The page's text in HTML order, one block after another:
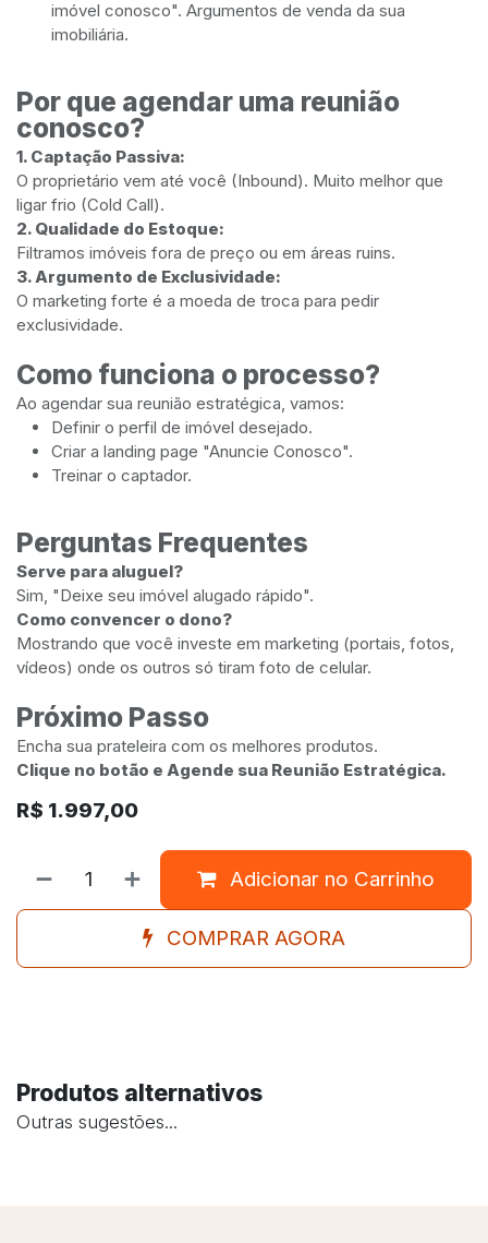
imóvel conosco". Argumentos de venda da sua
imobiliária.
Por que agendar uma reunião
conosco?
1. Captação Passiva:
O proprietário vem até você (Inbound). Muito melhor que
ligar frio (Cold Call).
2. Qualidade do Estoque:
Filtramos imóveis fora de preço ou em áreas ruins.
3. Argumento de Exclusividade:
O marketing forte é a moeda de troca para pedir
exclusividade.
Como funciona o processo?
Ao agendar sua reunião estratégica, vamos:
Definir o perfil de imóvel desejado.
Criar a landing page "Anuncie Conosco".
Treinar o captador.
Perguntas Frequentes
Serve para aluguel?
Sim, "Deixe seu imóvel alugado rápido".
Como convencer o dono?
Mostrando que você investe em marketing (portais, fotos,
vídeos) onde os outros só tiram foto de celular.
Próximo Passo
Encha sua prateleira com os melhores produtos.
Clique no botão e Agende sua Reunião Estratégica.
R$ 1.997,00
Adicionar no Carrinho
COMPRAR AGORA
Produtos alternativos
Outras sugestões...